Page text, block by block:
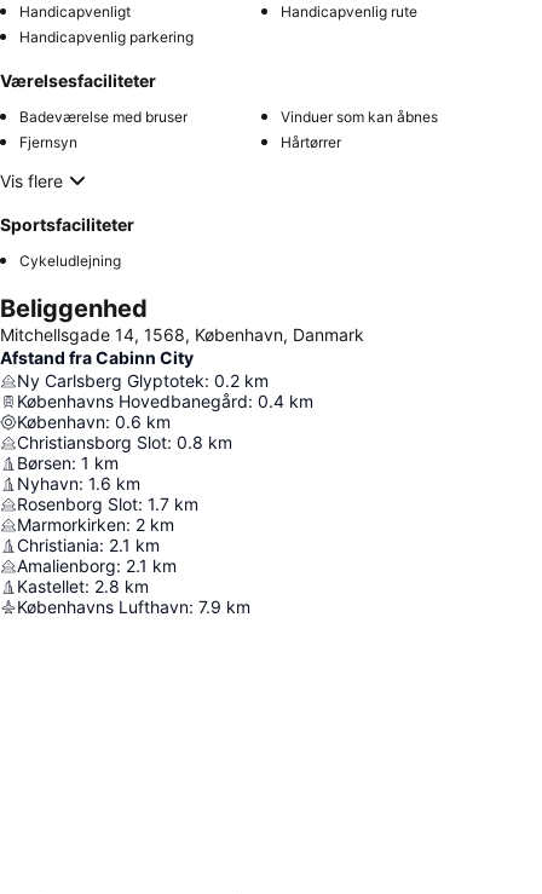
Handicapvenligt
Handicapvenlig rute
Handicapvenlig parkering
Værelsesfaciliteter
Badeværelse med bruser
Vinduer som kan åbnes
Fjernsyn
Hårtørrer
Vis flere
Sportsfaciliteter
Cykeludlejning
Beliggenhed
Mitchellsgade 14, 1568, København, Danmark
Afstand fra Cabinn City
Ny Carlsberg Glyptotek: 0.2 km
Københavns Hovedbanegård: 0.4 km
København: 0.6 km
Christiansborg Slot: 0.8 km
Børsen: 1 km
Nyhavn: 1.6 km
Rosenborg Slot: 1.7 km
Marmorkirken: 2 km
Christiania: 2.1 km
Amalienborg: 2.1 km
Kastellet: 2.8 km
Københavns Lufthavn: 7.9 km